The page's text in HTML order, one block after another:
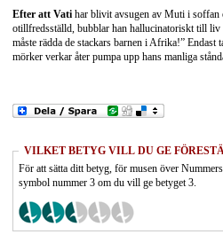
Efter att Vati har blivit avsugen av Muti i soffan
otillfredsställd, bubblar han hallucinatoriskt till liv
måste rädda de stackars barnen i Afrika!” Endast
mörker verkar åter pumpa upp hans manliga
VILKET BETYG VILL DU GE
För att sätta ditt betyg, för musen över
symbol nummer 3 om du vill ge betyget 3.